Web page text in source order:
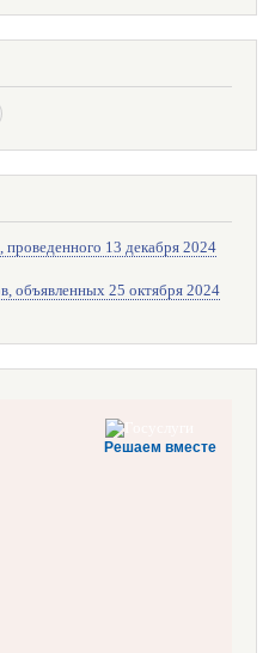
проведенного 13 декабря 2024
объявленных 25 октября 2024
Решаем вместе